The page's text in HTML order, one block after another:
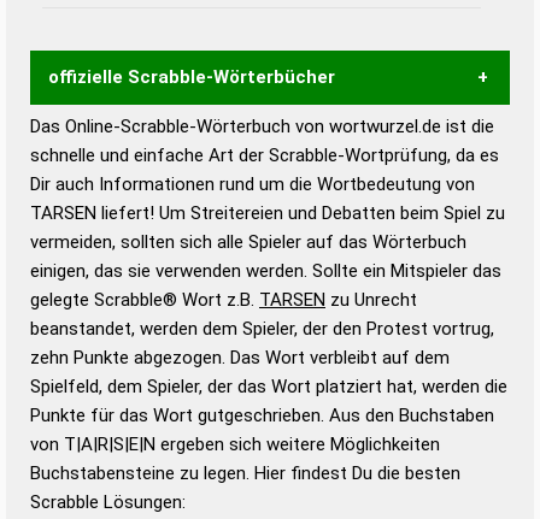
offizielle Scrabble-Wörterbücher
Wortwurzel liefert mit Hilfe eines semantischen
Wortanalyse-Algorithmus gute Anhaltspunkte zu
Wortbedeutung, Worttrennung und Wortform, um die
Gültigkeit eines Wortes für das Scrabble-Spiel zu
bestimmen!
zugelassene Turnier Scrabble-
Wörterbücher sind:
Duden – Standardwerk in 12 Bänden
Duden – Richtiges und gutes
Deutsch
Duden – Die deutsche Grammatik
Duden – Deutsches
Das Online-Scrabble-Wörterbuch von wortwurzel.de ist die
schnelle und einfache Art der Scrabble-Wortprüfung, da es
Dir auch Informationen rund um die Wortbedeutung von
TARSEN liefert! Um Streitereien und Debatten beim Spiel zu
vermeiden, sollten sich alle Spieler auf das Wörterbuch
einigen, das sie verwenden werden. Sollte ein Mitspieler das
gelegte Scrabble® Wort z.B. TARSEN zu Unrecht
beanstandet, werden dem Spieler, der den Protest vortrug,
zehn Punkte abgezogen. Das Wort verbleibt auf dem
Spielfeld, dem Spieler, der das Wort platziert hat, werden die
Punkte für das Wort gutgeschrieben. Aus den Buchstaben
von T|A|R|S|E|N ergeben sich weitere Möglichkeiten
Buchstabensteine zu legen. Hier findest Du die besten
Scrabble Lösungen: